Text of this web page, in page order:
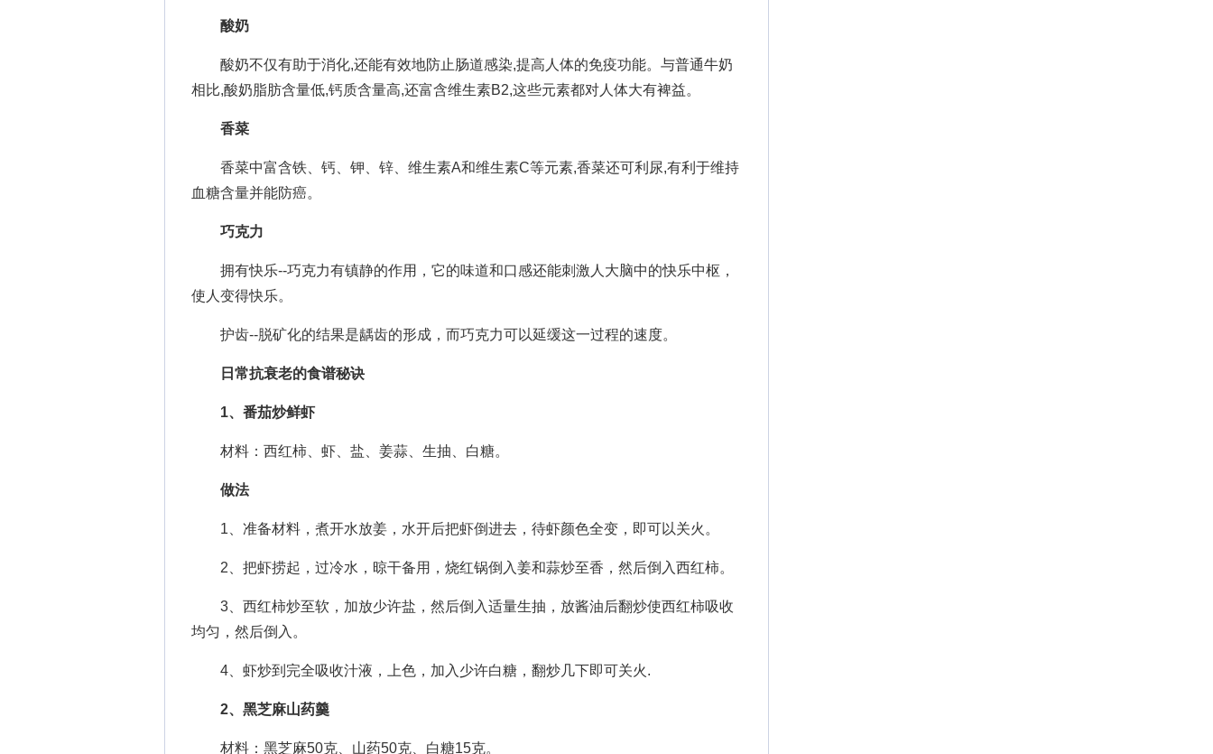
酸奶
酸奶不仅有助于消化,还能有效地防止肠道感染,提高人体的免疫功能。与普通牛奶
相比,酸奶脂肪含量低,钙质含量高,还富含维生素B2,这些元素都对人体大有裨益。
香菜
香菜中富含铁、钙、钾、锌、维生素A和维生素C等元素,香菜还可利尿,有利于维持
血糖含量并能防癌。
巧克力
拥有快乐--巧克力有镇静的作用，它的味道和口感还能刺激人大脑中的快乐中枢，
使人变得快乐。
护齿--脱矿化的结果是龋齿的形成，而巧克力可以延缓这一过程的速度。
日常抗衰老的食谱秘诀
1、番茄炒鲜虾
材料：西红柿、虾、盐、姜蒜、生抽、白糖。
做法
1、准备材料，煮开水放姜，水开后把虾倒进去，待虾颜色全变，即可以关火。
2、把虾捞起，过冷水，晾干备用，烧红锅倒入姜和蒜炒至香，然后倒入西红柿。
3、西红柿炒至软，加放少许盐，然后倒入适量生抽，放酱油后翻炒使西红柿吸收
均匀，然后倒入。
4、虾炒到完全吸收汁液，上色，加入少许白糖，翻炒几下即可关火.
2、黑芝麻山药羹
材料：黑芝麻50克、山药50克、白糖15克。